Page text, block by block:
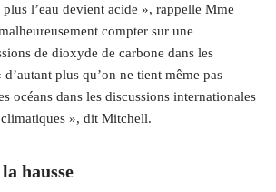
l’eau devient acide », rappelle Mme
compter sur une
de dioxyde de carbone dans les
plus qu’on ne tient même pas
océans dans les discussions internationales
», dit Mitchell.
hausse